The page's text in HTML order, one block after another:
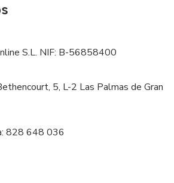
S.L. NIF: B-56858400
5, L-2 Las Palmas de Gran
828 648 036